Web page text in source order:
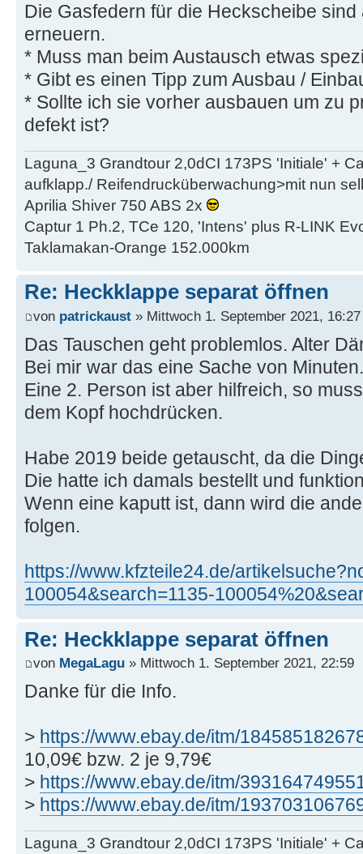
Die Gasfedern für die Heckscheibe
erneuern.
* Muss man beim Austausch etwas
* Gibt es einen Tipp zum Ausbau /
* Sollte ich sie vorher ausbauen um zu
defekt ist?
Laguna_3 Grandtour 2,0dCI 173PS 'Initiale' +
aufklapp./ Reifendrucküberwachung>mit nun
Aprilia Shiver 750 ABS 2x
Captur 1 Ph.2, TCe 120, 'Intens' plus R-LINK
Taklamakan-Orange 152.000km
Re: Heckklappe separat öffnen
von patrickaust » Mittwoch 1. September 2021, 16:27
Das Tauschen geht problemlos. Alter
Bei mir war das eine Sache von Minuten.
Eine 2. Person ist aber hilfreich, so
dem Kopf hochdrücken.
Habe 2019 beide getauscht, da die
Die hatte ich damals bestellt und
Wenn eine kaputt ist, dann wird die
folgen.
https://www.kfzteile24.de/
100054&search=1135-
Re: Heckklappe separat öffnen
von MegaLagu » Mittwoch 1. September 2021, 22:59
Danke für die Info.
> https://www.ebay.de/itm/
10,09€ bzw. 2 je 9,79€
> https://www.ebay.de/itm/
> https://www.ebay.de/itm/
Laguna_3 Grandtour 2,0dCI 173PS 'Initiale' +